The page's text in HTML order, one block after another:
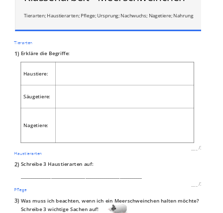
Tierarten; Haustierarten; Pflege; Ursprung; Nachwuchs; Nagetiere; Nahrung
Tierarten
1) Erkläre die Begriffe:
Haustiere:
Säugetiere:
Nagetiere:
/3P
Haustierarten
2) Schreibe 3 Haustierarten auf:
/3P
Pflege
3) Was muss ich beachten, wenn ich ein Meerschweinchen halten möchte?
Schreibe 3 wichtige Sachen auf!